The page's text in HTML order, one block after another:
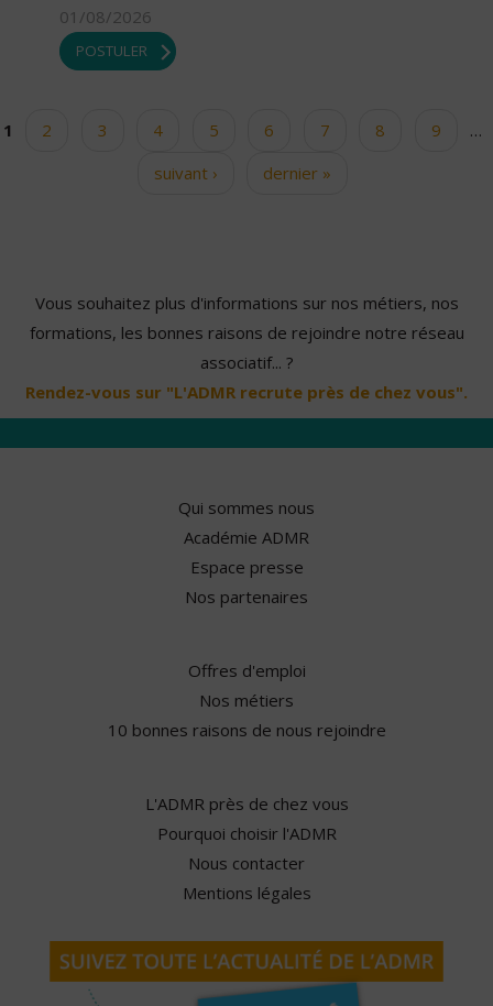
01/08/2026
POSTULER
Pages
1 2 3 4 5 6 7 8 9
…
suivant ›
dernier »
Vous souhaitez plus d'informations sur nos métiers, nos
formations, les bonnes raisons de rejoindre notre réseau
associatif... ?
Rendez-vous sur "L'ADMR recrute près de chez vous".
Qui sommes nous
Académie ADMR
Espace presse
Nos partenaires
Offres d'emploi
Nos métiers
10 bonnes raisons de nous rejoindre
L'ADMR près de chez vous
Pourquoi choisir l'ADMR
Nous contacter
Mentions légales